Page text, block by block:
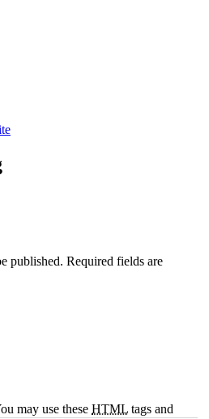
published. Required fields are
may use these HTML tags and